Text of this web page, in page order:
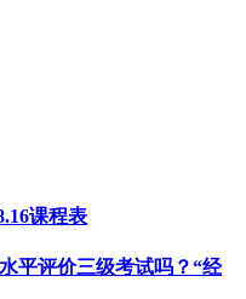
课程表
平评价三级考试吗？“经